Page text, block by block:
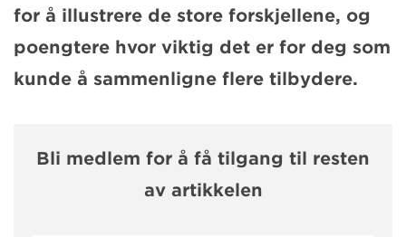
for å illustrere de store forskjellene, og
poengtere hvor viktig det er for deg som
kunde å sammenligne flere tilbydere.
Bli medlem for å få tilgang til resten
av artikkelen